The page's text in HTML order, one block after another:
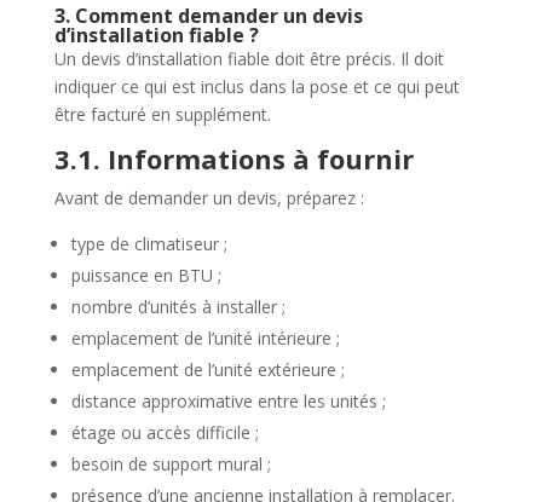
3. Comment demander un devis
d’installation fiable ?
Un devis d’installation fiable doit être précis. Il doit
indiquer ce qui est inclus dans la pose et ce qui peut
être facturé en supplément.
3.1. Informations à fournir
Avant de demander un devis, préparez :
type de climatiseur ;
puissance en BTU ;
nombre d’unités à installer ;
emplacement de l’unité intérieure ;
emplacement de l’unité extérieure ;
distance approximative entre les unités ;
étage ou accès difficile ;
besoin de support mural ;
présence d’une ancienne installation à remplacer.